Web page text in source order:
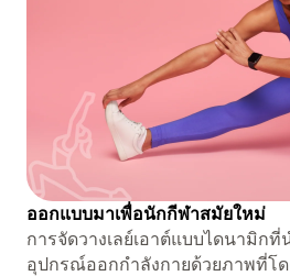
ออกแบบมาเพื่อนักกีฬาสมัยใหม่
การจัดวางเลย์เอาต์แบบไดนามิก
อุปกรณ์ออกกำลังกายด้วยภาพที่โด